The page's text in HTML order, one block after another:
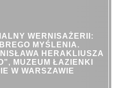
WERNISAŻERII:
MYŚLENIA.
HERAKLIUSZA
MUZEUM ŁAZIENKI
W WARSZAWIE